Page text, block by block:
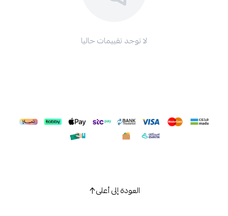
لا توجد تقييمات حاليا
العودة إلى أعلى